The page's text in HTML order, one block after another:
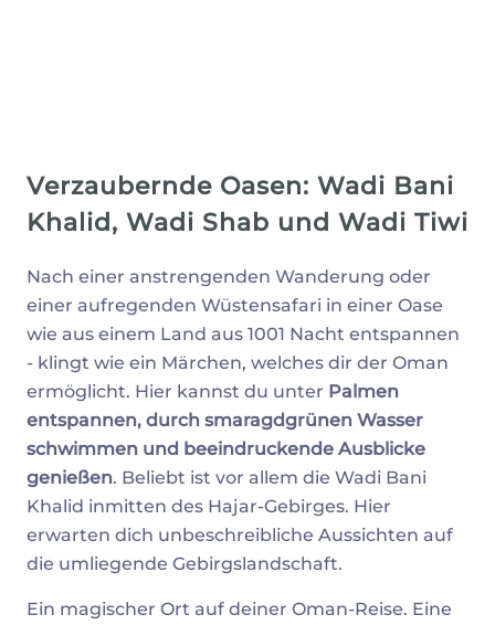
Verzaubernde Oasen: Wadi Bani
Khalid, Wadi Shab und Wadi Tiwi
Nach einer anstrengenden Wanderung oder
einer aufregenden Wüstensafari in einer Oase
wie aus einem Land aus 1001 Nacht entspannen
- klingt wie ein Märchen, welches dir der Oman
ermöglicht. Hier kannst du unter Palmen
entspannen, durch smaragdgrünen Wasser
schwimmen und beeindruckende Ausblicke
genießen. Beliebt ist vor allem die Wadi Bani
Khalid inmitten des Hajar-Gebirges. Hier
erwarten dich unbeschreibliche Aussichten auf
die umliegende Gebirgslandschaft.
Ein magischer Ort auf deiner Oman-Reise. Eine